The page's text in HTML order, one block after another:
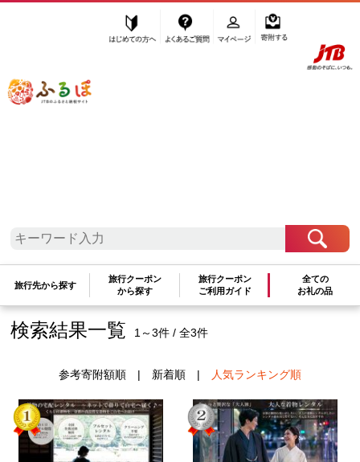
ふるぽ JTBのふるさと納税サイト
旅行先から探す
旅行クーポン
から探す
旅行クーポン
ご利用ガイド
全ての
お礼の品
検索結果一覧 1～3件 / 全3件
参考寄附額順| 新着順| 人気ランキング順